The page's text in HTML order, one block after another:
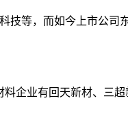
等，而如今上市公司
企业有回天新材、三